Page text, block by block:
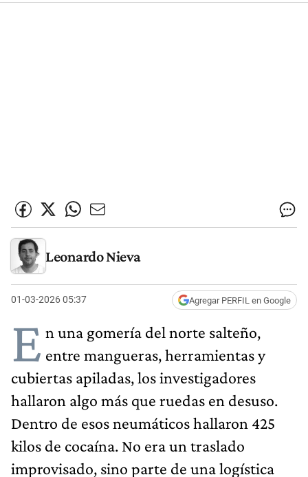
Leonardo Nieva
01-03-2026 05:37 Agregar PERFIL en Google
E n una gomería del norte salteño,
entre mangueras, herramientas y
cubiertas apiladas, los investigadores
hallaron algo más que ruedas en desuso.
Dentro de esos neumáticos hallaron 425
kilos de cocaína. No era un traslado
improvisado, sino parte de una logística